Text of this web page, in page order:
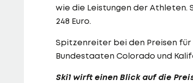
wie die Leistungen der Athleten.
248 Euro.
Spitzenreiter bei den Preisen für
Bundestaaten Colorado und
Ski1 wirft einen Blick auf die